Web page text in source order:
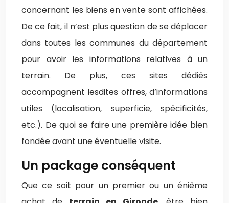
concernant les biens en vente sont affichées.
De ce fait, il n’est plus question de se déplacer
dans toutes les communes du département
pour avoir les informations relatives à un
terrain. De plus, ces sites dédiés
accompagnent lesdites offres, d’informations
utiles (localisation, superficie, spécificités,
etc.). De quoi se faire une première idée bien
fondée avant une éventuelle visite.
Un package conséquent
Que ce soit pour un premier ou un énième